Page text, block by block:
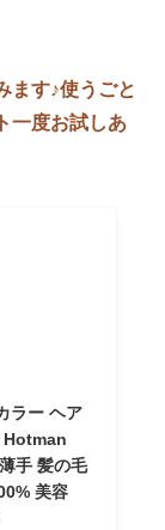
ます♪使うごと
一度お試しあ
ラー ヘア
Hotman
手 髪の毛
美容